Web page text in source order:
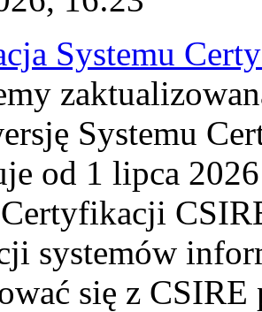
Systemu
Systemu
od 1 lipca
systemów
się z